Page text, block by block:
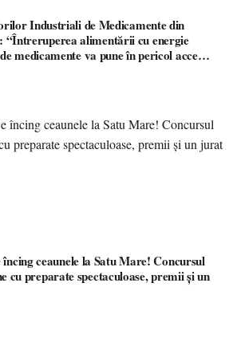
Industriali de Medicamente din
alimentării cu energie
medicamente va pune în pericol accesul
cu preparate spectaculoase, premii și un